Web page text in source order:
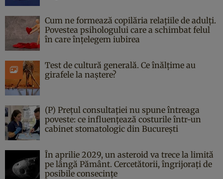
Cum ne formează copilăria relațiile de adulți.
Povestea psihologului care a schimbat felul
în care înțelegem iubirea
Test de cultură generală. Ce înălțime au
girafele la naștere?
(P) Prețul consultației nu spune întreaga
poveste: ce influențează costurile într-un
cabinet stomatologic din București
În aprilie 2029, un asteroid va trece la limită
pe lângă Pământ. Cercetătorii, îngrijorați de
posibile consecințe